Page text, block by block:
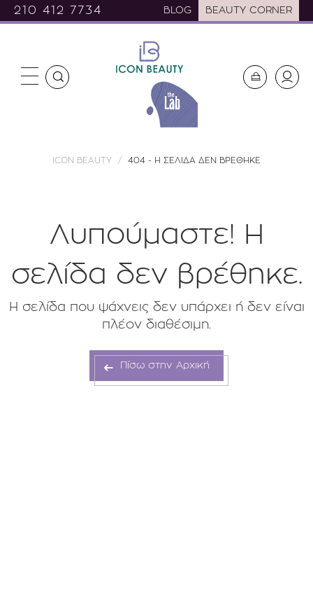
210 412 7734 BLOG BEAUTY CORNER
ICON BEAUTY 404 - Η ΣΕΛΙΔΑ ΔΕΝ ΒΡΕΘΗΚΕ
Λυπούμαστε! H
σελίδα δεν βρέθηκε.
Η σελίδα που ψάχνεις δεν υπάρχει ή δεν είναι
πλέον διαθέσιμη.
Πίσω στην Αρχική